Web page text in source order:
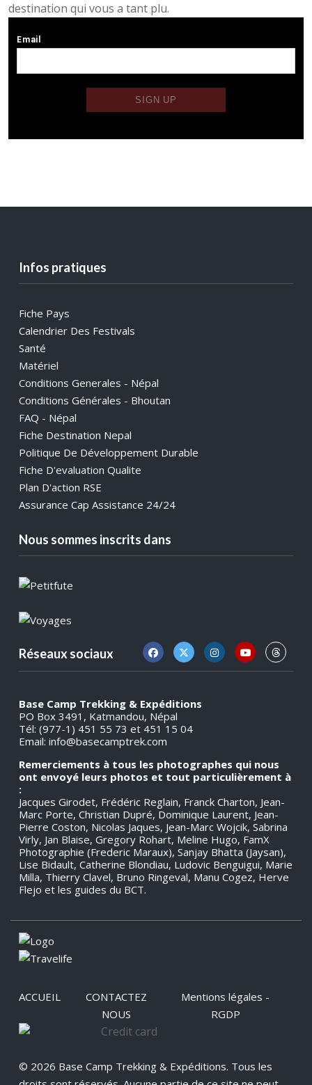
destination qui vous a tant plu.
Infos pratiques
Fiche Pays
Calendrier Des Festivals
Santé
Matériel
Conditions Generales - Népal
Conditions Générales - Bhoutan
FAQ - Népal
Fiche Destination Nepal
Politique De Développement Durable
Fiche D'evaluation Qualite
Plan D'action RSE
Assurance Cap Assistance 24/24
Nous sommes inscrits dans
Réseaux sociaux
Base Camp Trekking & Expéditions
PO Box 3491, Katmandou, Népal
Tél: (977-1) 451 55 73 et 451 15 04
Email: info@basecamptrek.com
Remerciements à tous les photographes qui nous
ont envoyé leurs photos et tout particulièrement à
:
Jacques Girodet, Frédéric Reglain, Franck Charton, Jean-
Marc Porte, Christian Dupré, Dominique Laurent, Jean-
Pierre Coston, Nicolas Jaques, Jean-Marc Wojcik, Sabrina
Virly, Jan Blaise, Gregory Rohart, Meline Hugo, FamX
Photographie (Frederic Maraux), Sanjay Bhatta (Jaysan),
Lise Bidault, Catherine Blondiau, Ludovic Benguigui, Marie
Milla, Thierry Clavel, Bruno Ringeval, Manu Cogez, Herve
Flejo et les guides du BCT.
ACCUEIL
CONTACTEZ
NOUS
Mentions légales -
RGDP
© 2026 Base Camp Trekking & Expéditions. Tous les